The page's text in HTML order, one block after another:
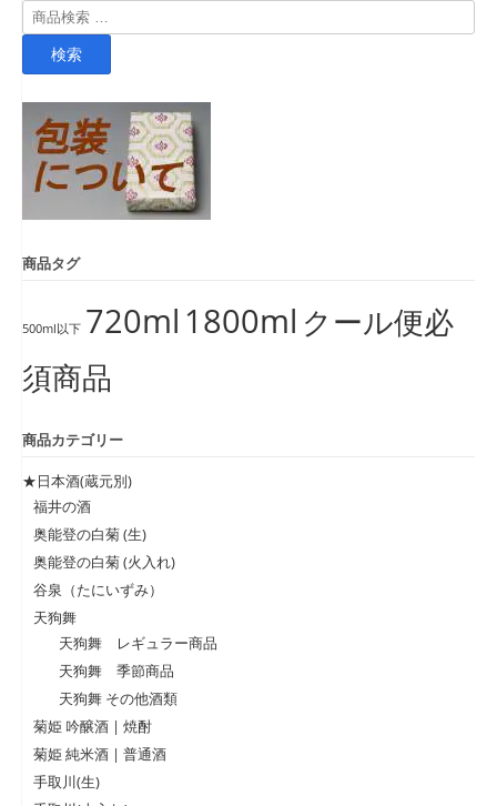
検
索
検索
商品タグ
500ml以下 720ml 1800ml クール便必
須商品
商品カテゴリー
★日本酒(蔵元別)
福井の酒
奥能登の白菊 (生)
奥能登の白菊 (火入れ)
谷泉（たにいずみ）
天狗舞
天狗舞 レギュラー商品
天狗舞 季節商品
天狗舞 その他酒類
菊姫 吟醸酒 | 焼酎
菊姫 純米酒 | 普通酒
手取川(生)